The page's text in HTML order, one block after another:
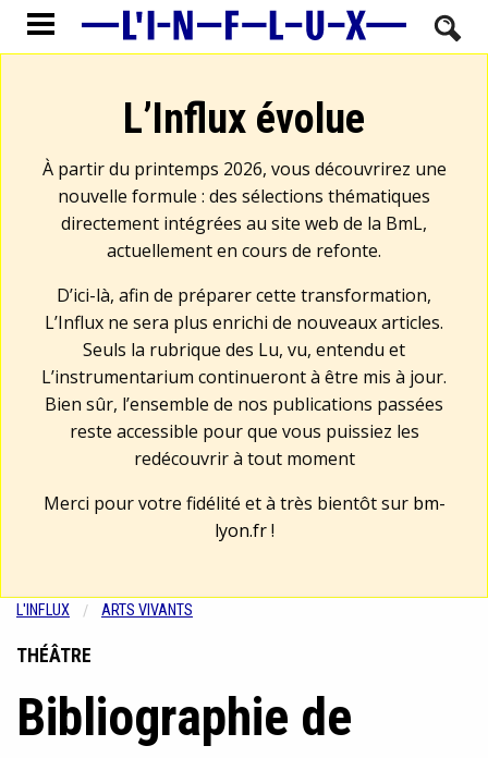
L’Influx évolue
À partir du printemps 2026, vous découvrirez une
nouvelle formule : des sélections thématiques
directement intégrées au site web de la BmL,
actuellement en cours de refonte.
D’ici-là, afin de préparer cette transformation,
L’Influx ne sera plus enrichi de nouveaux articles.
Seuls la rubrique des Lu, vu, entendu et
L’instrumentarium continueront à être mis à jour.
Bien sûr, l’ensemble de nos publications passées
reste accessible pour que vous puissiez les
redécouvrir à tout moment
Merci pour votre fidélité et à très bientôt sur bm-
lyon.fr!
L'INFLUX ARTS VIVANTS
THÉÂTRE
Bibliographie de